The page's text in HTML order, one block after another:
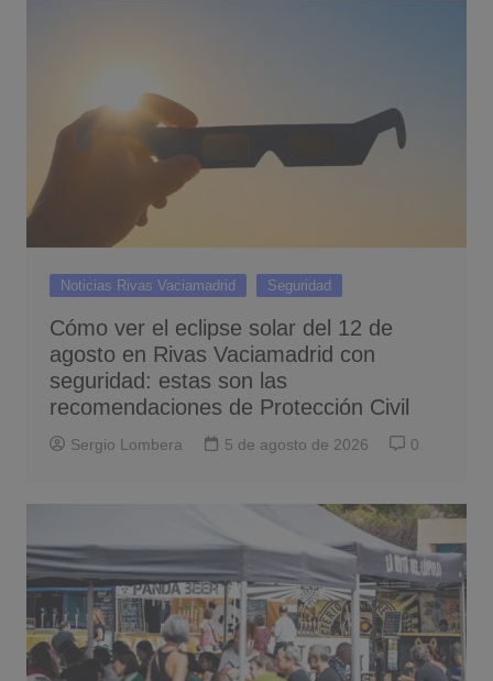
Noticias Rivas Vaciamadrid Seguridad
Cómo ver el eclipse solar del 12 de
agosto en Rivas Vaciamadrid con
seguridad: estas son las
recomendaciones de Protección Civil
Sergio Lombera 5 de agosto de 2026 0